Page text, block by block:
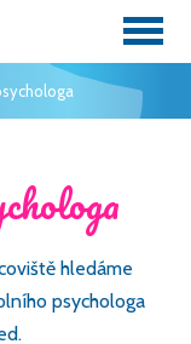
hledáme
psychologa